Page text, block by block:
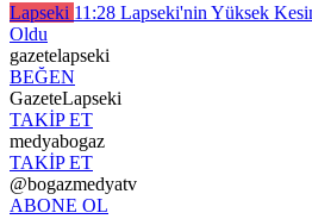
Lapseki 11:28 Lapseki'nin Yüksek
Oldu
gazetelapseki
BEĞEN
GazeteLapseki
TAKİP ET
medyabogaz
TAKİP ET
@bogazmedyatv
ABONE OL